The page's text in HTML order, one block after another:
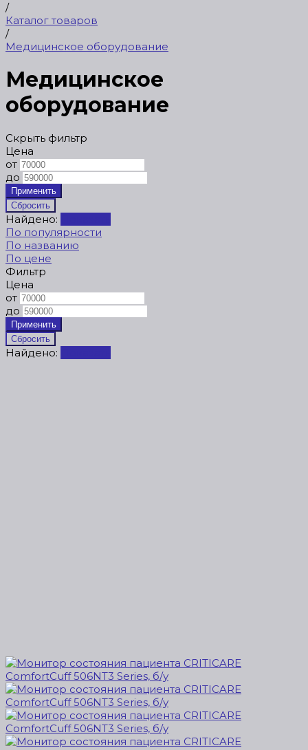
/
Каталог товаров
/
Медицинское оборудование
Медицинское
оборудование
Скрыть фильтр
Цена
от
до
Найдено:
По популярности
По названию
По цене
Фильтр
Цена
от
до
Найдено: